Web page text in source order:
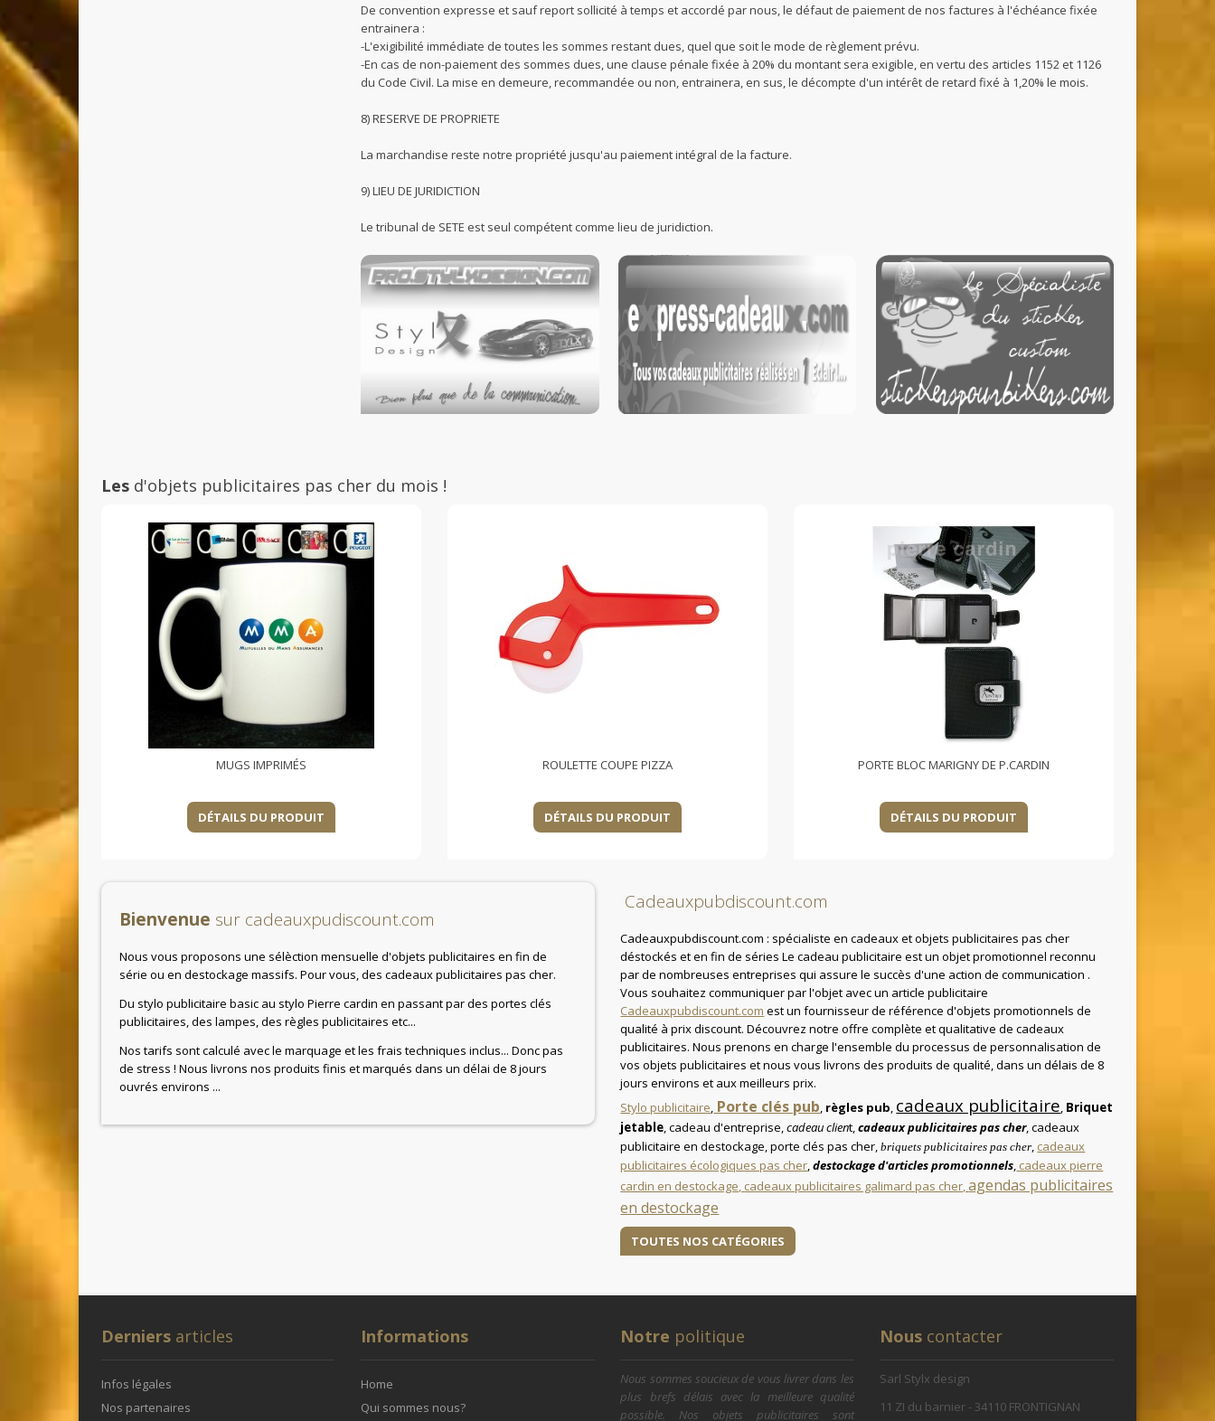
De convention expresse et sauf report sollicité à temps et accordé par nous, le défaut de paiement de nos factures à l'échéance fixée
entrainera :
-L'exigibilité immédiate de toutes les sommes restant dues, quel que soit le mode de règlement prévu.
-En cas de non-paiement des sommes dues, une clause pénale fixée à 20% du montant sera exigible, en vertu des articles 1152 et 1126
du Code Civil. La mise en demeure, recommandée ou non, entrainera, en sus, le décompte d'un intérêt de retard fixé à 1,20% le mois.
8) RESERVE DE PROPRIETE
La marchandise reste notre propriété jusqu'au paiement intégral de la facture.
9) LIEU DE JURIDICTION
Le tribunal de SETE est seul compétent comme lieu de juridiction.
Les d'objets publicitaires pas cher du mois !
MUGS IMPRIMÉS
DÉTAILS DU PRODUIT
ROULETTE COUPE PIZZA
DÉTAILS DU PRODUIT
PORTE BLOC MARIGNY DE P.CARDIN
DÉTAILS DU PRODUIT
Bienvenue sur cadeauxpudiscount.com
Nous vous proposons une sélèction mensuelle d'objets publicitaires en fin de
série ou en destockage massifs. Pour vous, des cadeaux publicitaires pas cher.
Du stylo publicitaire basic au stylo Pierre cardin en passant par des portes clés
publicitaires, des lampes, des règles publicitaires etc...
Nos tarifs sont calculé avec le marquage et les frais techniques inclus... Donc pas
de stress ! Nous livrons nos produits finis et marqués dans un délai de 8 jours
ouvrés environs ...
Cadeauxpubdiscount.com
Cadeauxpubdiscount.com : spécialiste en cadeaux et objets publicitaires pas cher
déstockés et en fin de séries Le cadeau publicitaire est un objet promotionnel reconnu
par de nombreuses entreprises qui assure le succès d'une action de communication .
Vous souhaitez communiquer par l'objet avec un article publicitaire
Cadeauxpubdiscount.com est un fournisseur de référence d'objets promotionnels de
qualité à prix discount. Découvrez notre offre complète et qualitative de cadeaux
publicitaires. Nous prenons en charge l'ensemble du processus de personnalisation de
vos objets publicitaires et nous vous livrons des produits de qualité, dans un délais de 8
jours environs et aux meilleurs prix.
Stylo publicitaire, Porte clés pub, règles pub, cadeaux publicitaire, Briquet
jetable, cadeau d'entreprise,cadeau client,cadeaux publicitaires pas cher, cadeaux
publicitaire en destockage, porte clés pas cher,briquets publicitaires pas cher, cadeaux
publicitaires écologiques pas cher,destockage d'articles promotionnels, cadeaux pierre
cardin en destockage, cadeaux publicitaires galimard pas cher,agendas publicitaires
en destockage
TOUTES NOS CATÉGORIES
Derniers articles
Infos légales
Nos partenaires
Informations
Home
Qui sommes nous?
Notre politique
Nous sommes soucieux de vous livrer dans les
plus brefs délais avec la meilleure qualité
possible. Nos objets publicitaires sont
Nous contacter
Sarl Stylx design
11 ZI du barnier - 34110 FRONTIGNAN